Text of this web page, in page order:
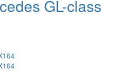
GL-class